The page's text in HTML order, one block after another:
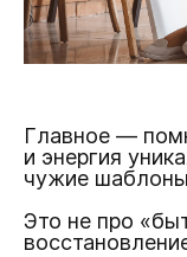
Главное —
и энергия
чужие
Это не про